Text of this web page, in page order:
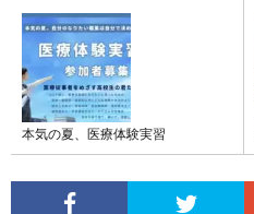
本気の夏、医療体験実習